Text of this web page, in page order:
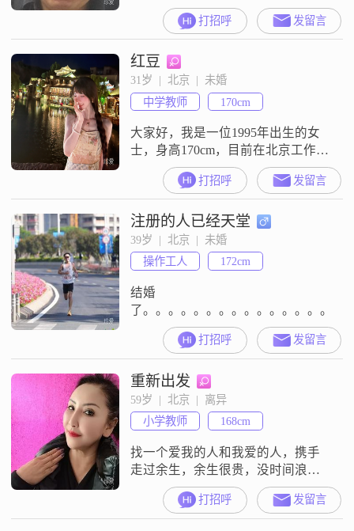
月收入在8001到12000元之间。我拥
有大专学历，虽然在职业上不算特
别突出，但我一直保持着稳定的工
作和收入。在生活中，我非常注重
健康养生，平时会注意饮食和锻
炼，保持良好的生活习惯。我认为
健康是最重要的财富，只有身体健
康，才能更好地面对生活中的各种
挑
打招呼 发留言
红豆
31岁  |  北京  |  未婚
中学教师
170cm
大家好，我是一位1995年出生的女
士，身高170cm，目前在北京工作，
月收入在8001到12000元之间，拥有
大学本科学历##3002##我性格真诚
可靠，对待生活有着自己的态度和
追求##3002##我喜欢精致的生活，
认为简单幸福才是生活的真谛
##3002##在生活中，我是个感性浪
漫的人，喜欢在有氧舞蹈中寻找活
力，在咖啡
打招呼 发留言
注册的人已经天堂
39岁  |  北京  |  未婚
操作工人
172cm
结婚
了。。。。。。。。。。。。。。。。
打招呼 发留言
重新出发
59岁  |  北京  |  离异
小学教师
168cm
找一个爱我的人和我爱的人，携手
走过余生，余生很贵，没时间浪
费，找保姆的，找司机的，年龄大
的，请勿扰。打招呼 发留言